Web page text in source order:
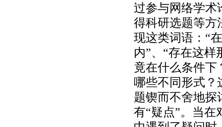
过参与网络学术
得科研选题等方
现这类词语：“
内”、“存在这样
竟在什么条件下
哪些不同形式？
题锲而不舍地探
有“疑点”。当